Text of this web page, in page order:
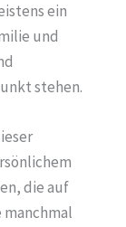
ein
und
stehen.
die auf
manchmal